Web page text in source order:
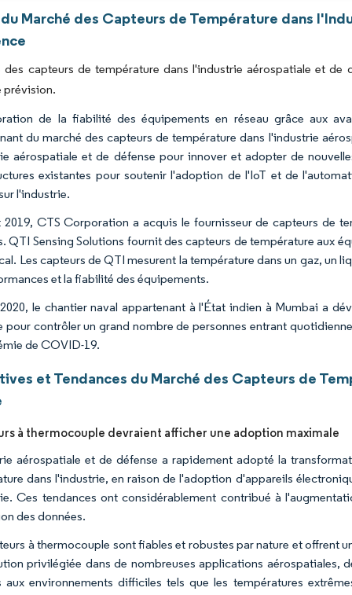
Marché des Capteurs de Température dans
des capteurs de température dans l'industrie aérospatiale et
prévision.
de la fiabilité des équipements en réseau grâce aux
du marché des capteurs de température dans l'industrie
aérospatiale et de défense pour innover et adopter de
existantes pour soutenir l'adoption de l'IoT et de
l'industrie.
2019, CTS Corporation a acquis le fournisseur de capteurs de
QTI Sensing Solutions fournit des capteurs de température aux
Les capteurs de QTI mesurent la température dans un gaz, un
et la fiabilité des équipements.
le chantier naval appartenant à l'État indien à Mumbai a
pour contrôler un grand nombre de personnes entrant
de COVID-19.
et Tendances du Marché des Capteurs de
à thermocouple devraient afficher une adoption maximale
aérospatiale et de défense a rapidement adopté la
dans l'industrie, en raison de l'adoption d'appareils
Ces tendances ont considérablement contribué à
des données.
à thermocouple sont fiables et robustes par nature et offrent
privilégiée dans de nombreuses applications aérospatiales,
aux environnements difficiles tels que les températures